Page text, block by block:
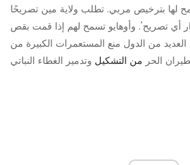
لها بترخيص مربي. تطلب ولاية مين تصريحًا
أي تصريح'. وأوهايو تسمح لهم إذا قمت بقص
من الدول منع المستعمرات الكبيرة من
الحر من التشكيل